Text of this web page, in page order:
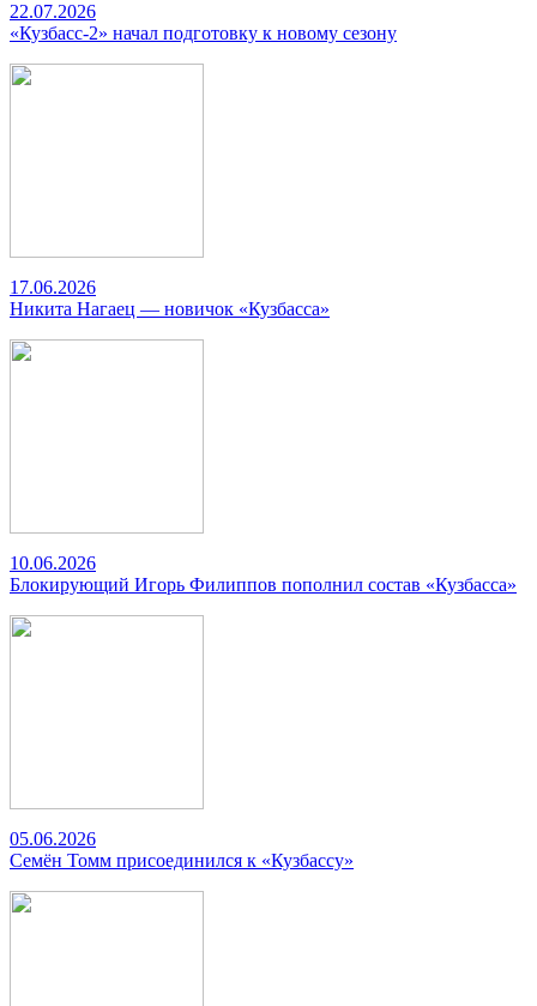
22.07.2026
«Кузбасс-2» начал подготовку к новому сезону
17.06.2026
Никита Нагаец — новичок «Кузбасса»
10.06.2026
Блокирующий Игорь Филиппов пополнил состав «Кузбасса»
05.06.2026
Семён Томм присоединился к «Кузбассу»